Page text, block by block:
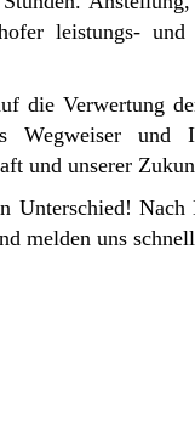
leistungs- und
die Verwertung
Wegweiser
und unserer
Unterschied!
melden uns